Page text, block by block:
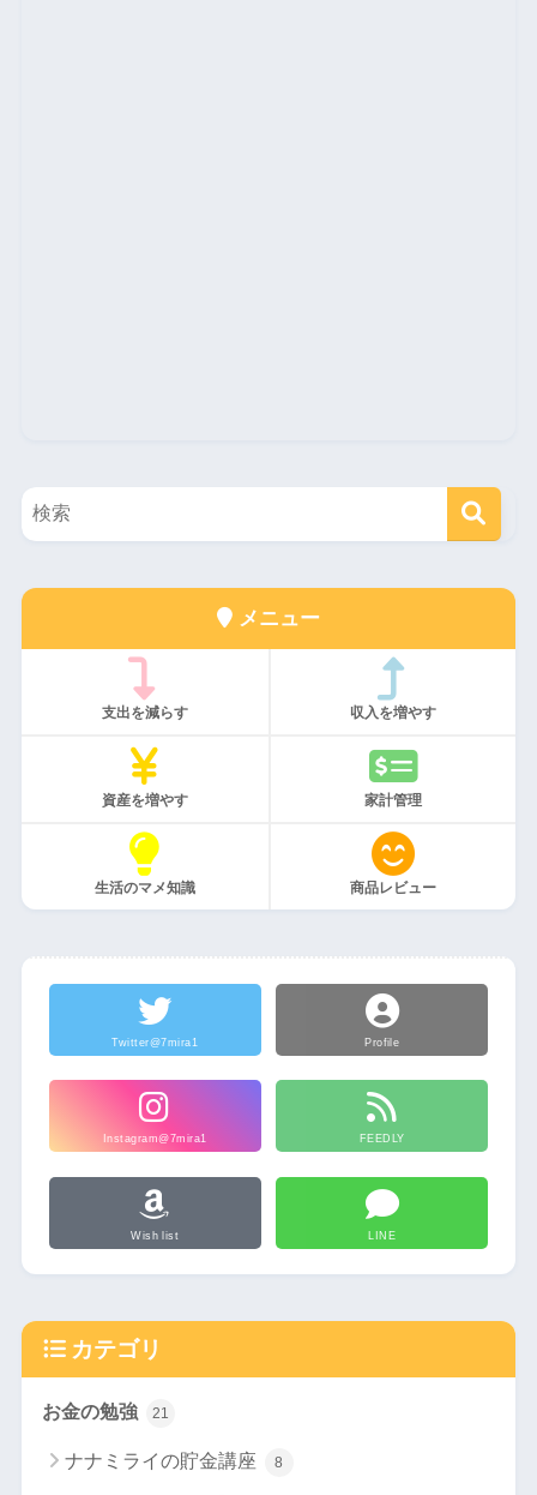
メニュー
支出を減らす 収入を増やす
資産を増やす 家計管理
生活のマメ知識 商品レビュー
Twitter@7mira1 Profile
Instagram@7mira1 FEEDLY
Wish list LINE
カテゴリ
お金の勉強 21
ナナミライの貯金講座 8